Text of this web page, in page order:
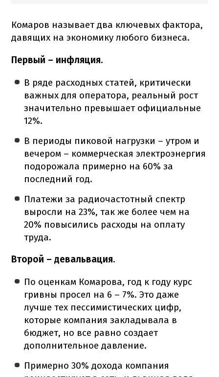
Комаров называет два ключевых фактора,
давящих на экономику любого бизнеса.
Первый – инфляция.
В ряде расходных статей, критически
важных для оператора, реальный рост
значительно превышает официальные
12%.
В периоды пиковой нагрузки – утром и
вечером – коммерческая электроэнергия
подорожала примерно на 60% за
последний год.
Платежи за радиочастотный спектр
выросли на 23%, так же более чем на
20% повысились расходы на оплату
труда.
Второй – девальвация.
По оценкам Комарова, год к году курс
гривны просел на 6 – 7%. Это даже
лучше тех пессимистических цифр,
которые компания закладывала в
бюджет, но все равно создает
дополнительное давление.
Примерно 30% дохода компания